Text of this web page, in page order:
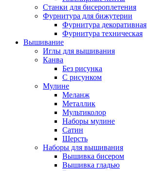
Станки для бисероплетения
Фурнитура для бижутерии
Фурнитура декоративная
Фурнитура техническая
Вышивание
Иглы для вышивания
Канва
Без рисунка
С рисунком
Мулине
Меланж
Металлик
Мультиколор
Наборы мулине
Сатин
Шерсть
Наборы для вышивания
Вышивка бисером
Вышивка гладью